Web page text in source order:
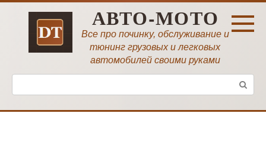
Перейти
АВТО-МОТО
Все про починку, обслуживание и
тюнинг грузовых и легковых
автомобилей своими руками
Поиск: